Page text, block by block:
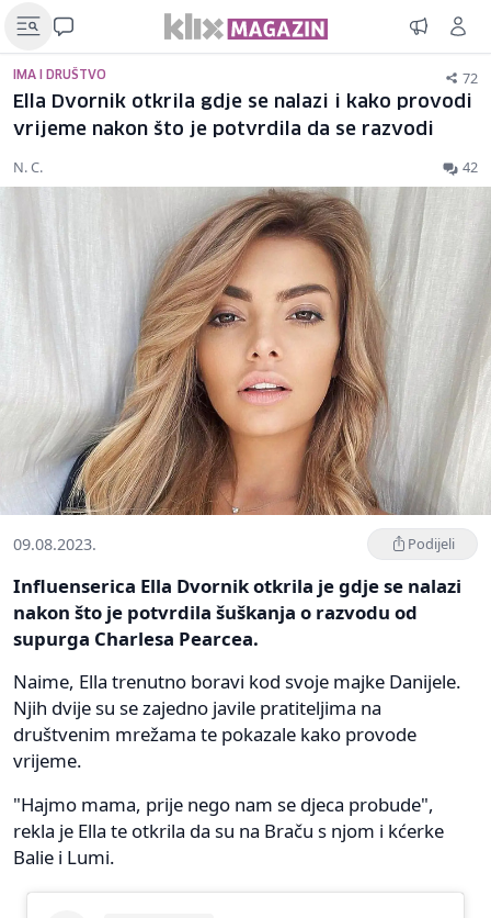
IMA I DRUŠTVO 72
Ella Dvornik otkrila gdje se nalazi i kako provodi
vrijeme nakon što je potvrdila da se razvodi
N. C. 42
09.08.2023. Podijeli
Influenserica Ella Dvornik otkrila je gdje se nalazi
nakon što je potvrdila šuškanja o razvodu od
supurga Charlesa Pearcea.
Naime, Ella trenutno boravi kod svoje majke Danijele.
Njih dvije su se zajedno javile pratiteljima na
društvenim mrežama te pokazale kako provode
vrijeme.
"Hajmo mama, prije nego nam se djeca probude",
rekla je Ella te otkrila da su na Braču s njom i kćerke
Balie i Lumi.